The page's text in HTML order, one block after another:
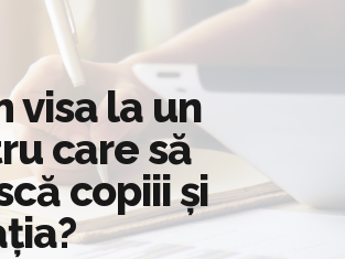
visa la un
care să
copiii şi